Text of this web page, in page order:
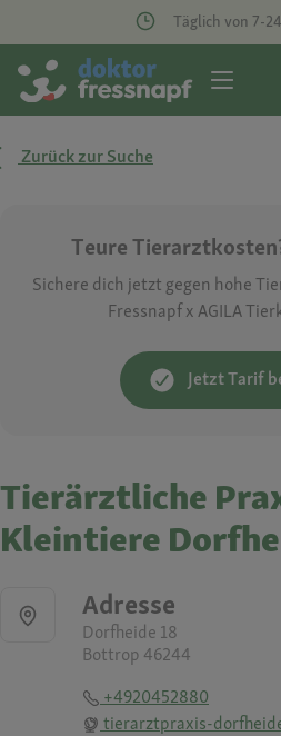
Täglich von 7-
Zurück zur Suche
Teure
Sichere dich jetzt gegen hohe
Fressnapf x AGILA
Jetzt Tarif
Tierärztliche
Kleintiere
Adresse
Dorfheide 18
Bottrop 46244
+4920452880
tierarztpraxis-